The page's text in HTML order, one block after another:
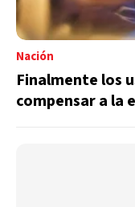
Nación
Finalmente los
compensar a la